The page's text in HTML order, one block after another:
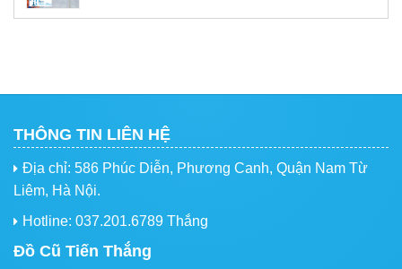
THÔNG TIN LIÊN HỆ
Địa chỉ: 586 Phúc Diễn, Phương Canh, Quận Nam Từ
Liêm, Hà Nội.
Hotline: 037.201.6789 Thắng
Đồ Cũ Tiến Thắng